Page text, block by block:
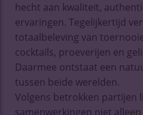
hecht aan kwaliteit,
ervaringen. Tegelijkertijd
totaalbeleving van
cocktails, proeverijen en
Daarmee ontstaat een
tussen beide werelden.
Volgens betrokken partijen
samenwerkingen niet